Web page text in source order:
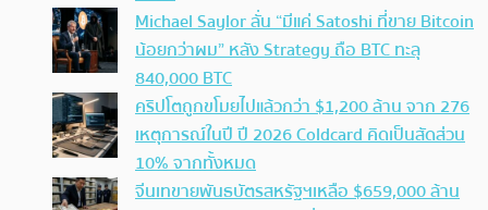
Michael Saylor ลั่น “มีแค่ Satoshi ที่ขาย Bitcoin
น้อยกว่าผม” หลัง Strategy ถือ BTC ทะลุ
840,000 BTC
คริปโตถูกขโมยไปแล้วกว่า $1,200 ล้าน จาก 276
เหตุการณ์ในปี ปี 2026 Coldcard คิดเป็นสัดส่วน
10% จากทั้งหมด
จีนเทขายพันธบัตรสหรัฐฯเหลือ $659,000 ล้าน